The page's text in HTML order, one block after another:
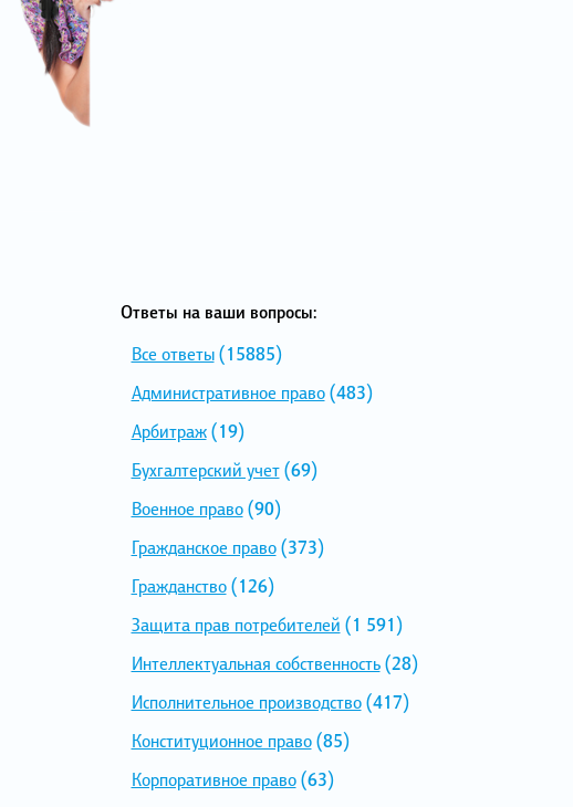
Ответы на ваши вопросы:
Все ответы(15885)
Административное право(483)
Арбитраж(19)
Бухгалтерский учет(69)
Военное право(90)
Гражданское право(373)
Гражданство(126)
Защита прав потребителей (1 591)
Интеллектуальная собственность(28)
Исполнительное производство(417)
Конституционное право(85)
Корпоративное право(63)